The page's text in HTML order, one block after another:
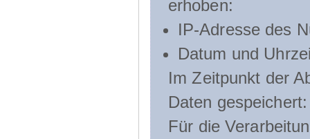
erhoben:
IP-Adresse des
Datum und
Im Zeitpunkt der
Daten gespeichert:
Für die